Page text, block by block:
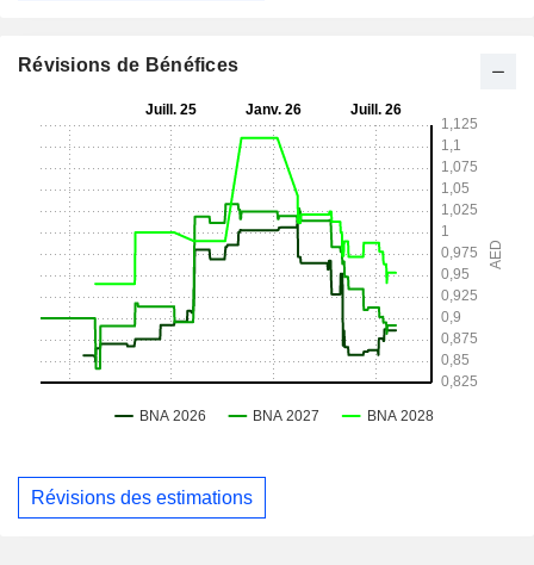
Révisions de Bénéfices
Révisions des estimations